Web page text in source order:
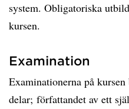
system. Obligatoriska
kursen.
Examination
Examinationerna på
delar; författandet av ett